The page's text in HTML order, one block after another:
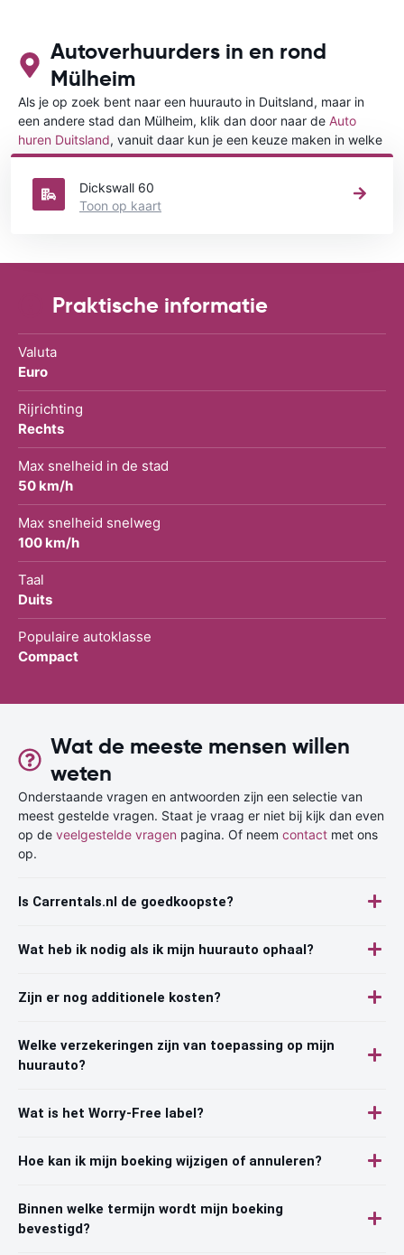
Autoverhuurders in en rond
Mülheim
Als je op zoek bent naar een huurauto in Duitsland, maar in
een andere stad dan Mülheim, klik dan door naar de Auto
huren Duitsland, vanuit daar kun je een keuze maken in welke
stad in Duitsland je een auto huren wilt.
Dickswall 60
Toon op kaart
Praktische informatie
Valuta
Euro
Rijrichting
Rechts
Max snelheid in de stad
50 km/h
Max snelheid snelweg
100 km/h
Taal
Duits
Populaire autoklasse
Compact
Wat de meeste mensen willen
weten
Onderstaande vragen en antwoorden zijn een selectie van
meest gestelde vragen. Staat je vraag er niet bij kijk dan even
op de veelgestelde vragen pagina. Of neem contact met ons
op.
Is Carrentals.nl de goedkoopste?
Wat heb ik nodig als ik mijn huurauto ophaal?
Zijn er nog additionele kosten?
Welke verzekeringen zijn van toepassing op mijn
huurauto?
Wat is het Worry-Free label?
Hoe kan ik mijn boeking wijzigen of annuleren?
Binnen welke termijn wordt mijn boeking
bevestigd?